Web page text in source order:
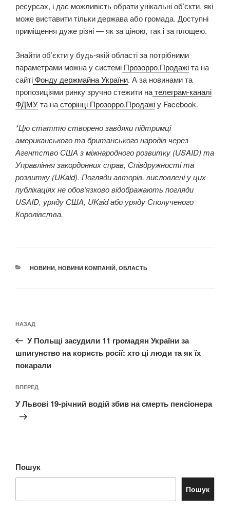
ресурсах, і дає можливість обрати унікальні об’єкти, які
може виставити тільки держава або громада. Доступні
приміщення дуже різні — як за ціною, так і за площею.
Знайти об’єкти у будь-якій області за потрібними
параметрами можна у системі Прозорро.Продажіта на
сайтіФонду держмайна України. А за новинами та
пропозиціями ринку зручно стежити нателеграм-каналі
ФДМУта насторінці Прозорро.Продажіу Facebook.
*Цю статтю створено завдяки підтримці
американського та британського народів через
Агентство США з міжнародного розвитку (USAID) та
Управління закордонних справ, Співдружності та
розвитку (UKaid). Погляди авторів, висловлені у цих
публікаціях не обов’язково відображають погляди
USAID, уряду США, UKaid або уряду Сполученого
Королівства.
КАТЕГОРІЇ
НОВИНИ, НОВИНИ КОМПАНІЙ, ОБЛАСТЬ
записів
Попередній
запис:
НАЗАД
У Польщі засудили 11 громадян України за
шпигунство на користь росії: хто ці люди та як їх
покарали
Наступний
запис
ВПЕРЕД
У Львові 19-річний водій збив на смерть пенсіонера
Пошук
Пошук